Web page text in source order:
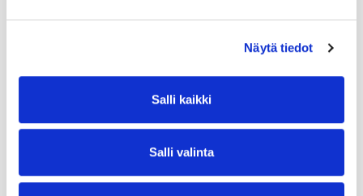
Näytä tiedot
Salli kaikki
Salli valinta